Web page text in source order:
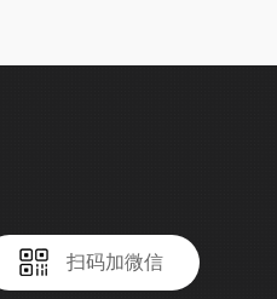
扫码加微信